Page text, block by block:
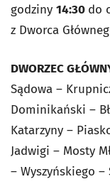
godziny 14:30 do
z Dworca
DWORZEC
Sądowa –
Dominikański –
Katarzyny –
Jadwigi – Mosty
– Wyszyńskiego